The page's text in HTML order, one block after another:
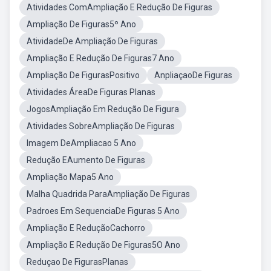
Atividades ComAmpliação E Redução De Figuras
Ampliação De Figuras5º Ano
AtividadeDe Ampliação De Figuras
Ampliação E Redução De Figuras7 Ano
Ampliação De FigurasPositivo
AnpliaçaoDe Figuras
Atividades ÁreaDe Figuras Planas
JogosAmpliação Em Redução De Figura
Atividades SobreAmpliação De Figuras
Imagem DeAmpliacao 5 Ano
Redução EAumento De Figuras
Ampliação Mapa5 Ano
Malha Quadrida ParaAmpliação De Figuras
Padroes Em SequenciaDe Figuras 5 Ano
Ampliação E ReduçãoCachorro
Ampliação E Redução De Figuras5O Ano
Reduçao De FigurasPlanas